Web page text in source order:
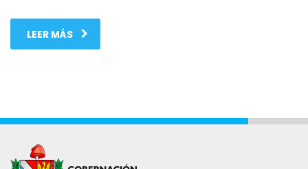
LEER MÁS